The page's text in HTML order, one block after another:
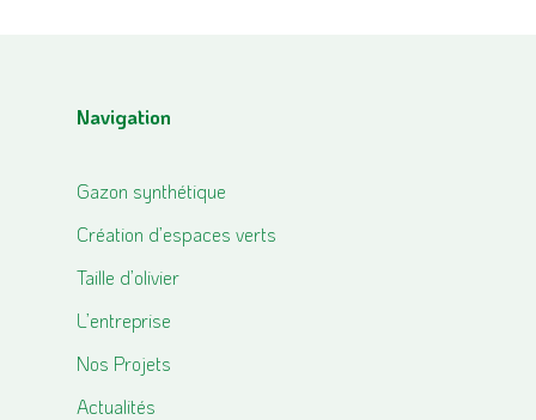
Navigation
Gazon synthétique
Création d’espaces verts
Taille d’olivier
L’entreprise
Nos Projets
Actualités